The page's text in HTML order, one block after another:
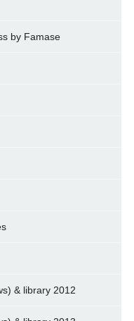
by Famase
& library 2012